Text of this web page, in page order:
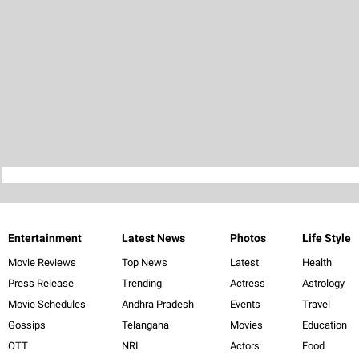
Entertainment
Movie Reviews
Press Release
Movie Schedules
Gossips
OTT
Latest News
Top News
Trending
Andhra Pradesh
Telangana
NRI
Photos
Latest
Actress
Events
Movies
Actors
Life Style
Health
Astrology
Travel
Education
Food